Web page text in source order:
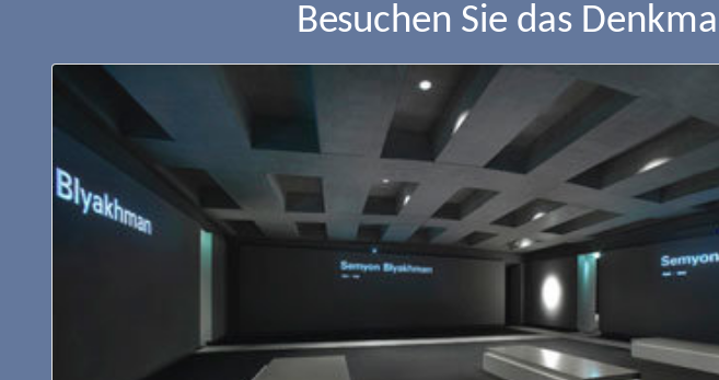
Besuchen Sie das